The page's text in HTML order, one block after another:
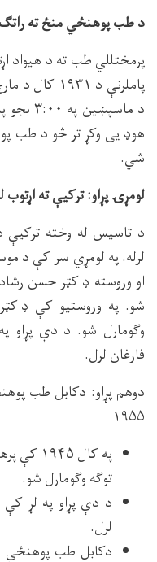
د طب پوهنځي منځ ته راتګ (۱۹۳۲-
پرمختللي طب ته د هیواد
د
هوډ یی وکړ تر څو د طب
شي.
لومړۍ پړاو: ترکیې ته اړتوب له ۱۹۳۲-
د تاسیس له وخته
لرله. په لومړي سر کې د
او وروسته ډاکټر حسن
شو. په وروستیو کې
وګومارل شو. د دې پړاو
فارغان لرل.
۱۹۵۵
په کال
توګه وګومارل شو.
د دې پړاو په لړ
لرل.
دکابل طب پوهنځي د